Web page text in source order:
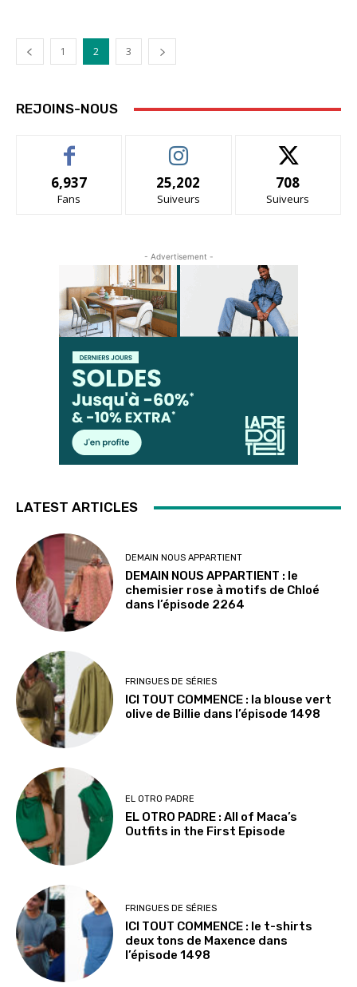
1 2 3
REJOINS-NOUS
6,937
Fans
25,202
Suiveurs
708
Suiveurs
- Advertisement -
LATEST ARTICLES
DEMAIN NOUS APPARTIENT
DEMAIN NOUS APPARTIENT : le
chemisier rose à motifs de Chloé
dans l’épisode 2264
FRINGUES DE SÉRIES
ICI TOUT COMMENCE : la blouse vert
olive de Billie dans l’épisode 1498
EL OTRO PADRE
EL OTRO PADRE : All of Maca’s
Outfits in the First Episode
FRINGUES DE SÉRIES
ICI TOUT COMMENCE : le t-shirts
deux tons de Maxence dans
l’épisode 1498